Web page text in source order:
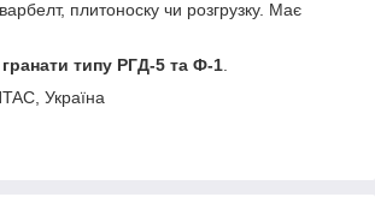
плитоноску чи розгрузку. Має
гранати типу РГД-5 та Ф-1
Україна